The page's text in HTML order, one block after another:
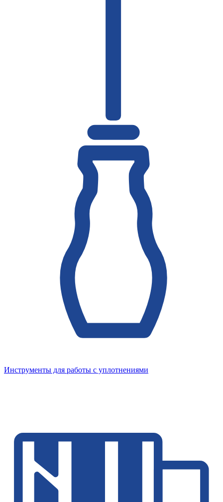
Инструменты для работы с уплотнениями